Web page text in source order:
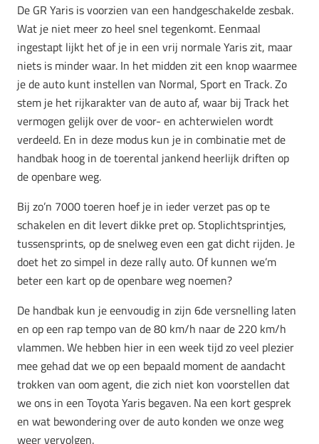
De GR Yaris is voorzien van een handgeschakelde zesbak.
Wat je niet meer zo heel snel tegenkomt. Eenmaal
ingestapt lijkt het of je in een vrij normale Yaris zit, maar
niets is minder waar. In het midden zit een knop waarmee
je de auto kunt instellen van Normal, Sport en Track. Zo
stem je het rijkarakter van de auto af, waar bij Track het
vermogen gelijk over de voor- en achterwielen wordt
verdeeld. En in deze modus kun je in combinatie met de
handbak hoog in de toerental jankend heerlijk driften op
de openbare weg.
Bij zo’n 7000 toeren hoef je in ieder verzet pas op te
schakelen en dit levert dikke pret op. Stoplichtsprintjes,
tussensprints, op de snelweg even een gat dicht rijden. Je
doet het zo simpel in deze rally auto. Of kunnen we’m
beter een kart op de openbare weg noemen?
De handbak kun je eenvoudig in zijn 6de versnelling laten
en op een rap tempo van de 80 km/h naar de 220 km/h
vlammen. We hebben hier in een week tijd zo veel plezier
mee gehad dat we op een bepaald moment de aandacht
trokken van oom agent, die zich niet kon voorstellen dat
we ons in een Toyota Yaris begaven. Na een kort gesprek
en wat bewondering over de auto konden we onze weg
weer vervolgen.